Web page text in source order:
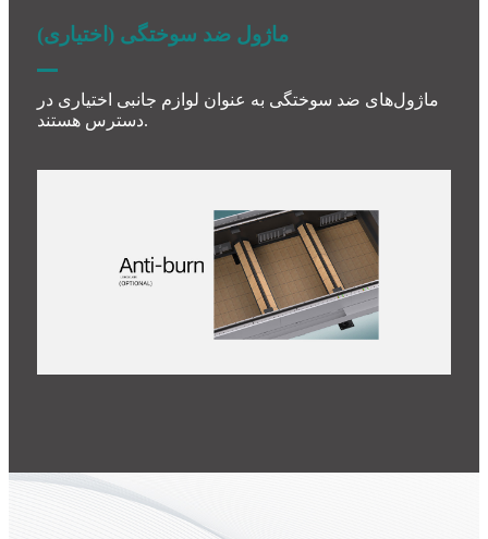
ماژول ضد سوختگی (اختیاری)
ماژول‌های ضد سوختگی به عنوان لوازم جانبی اختیاری در
دسترس هستند.